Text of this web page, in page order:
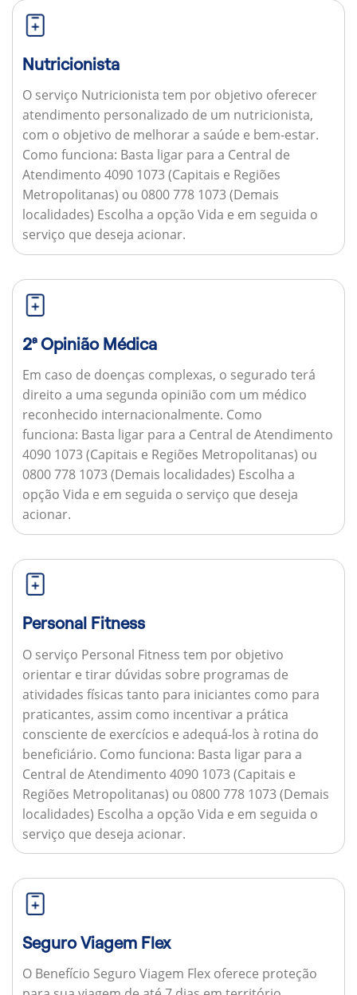
Nutricionista
O serviço Nutricionista tem por objetivo oferecer
atendimento personalizado de um nutricionista,
com o objetivo de melhorar a saúde e bem-estar.
Como funciona: Basta ligar para a Central de
Atendimento 4090 1073 (Capitais e Regiões
Metropolitanas) ou 0800 778 1073 (Demais
localidades) Escolha a opção Vida e em seguida o
serviço que deseja acionar.
2ª Opinião Médica
Em caso de doenças complexas, o segurado terá
direito a uma segunda opinião com um médico
reconhecido internacionalmente. Como
funciona: Basta ligar para a Central de Atendimento
4090 1073 (Capitais e Regiões Metropolitanas) ou
0800 778 1073 (Demais localidades) Escolha a
opção Vida e em seguida o serviço que deseja
acionar.
Personal Fitness
O serviço Personal Fitness tem por objetivo
orientar e tirar dúvidas sobre programas de
atividades físicas tanto para iniciantes como para
praticantes, assim como incentivar a prática
consciente de exercícios e adequá-los à rotina do
beneficiário. Como funciona: Basta ligar para a
Central de Atendimento 4090 1073 (Capitais e
Regiões Metropolitanas) ou 0800 778 1073 (Demais
localidades) Escolha a opção Vida e em seguida o
serviço que deseja acionar.
Seguro Viagem Flex
O Benefício Seguro Viagem Flex oferece proteção